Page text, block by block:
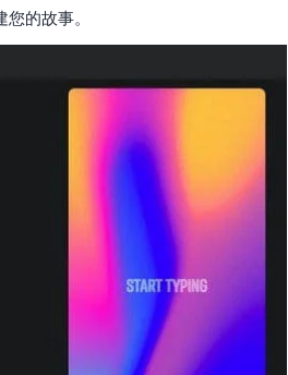
的故事。